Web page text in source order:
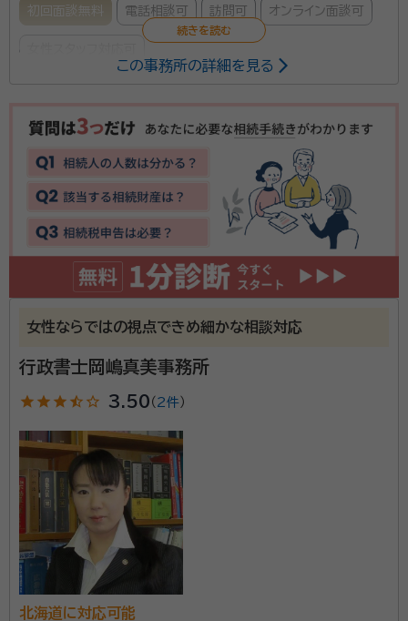
初回面談無料 電話相談可 訪問可 オンライン面談可
寳田 伊織（ホウダ イオリ）
行政書士、宅地建物取引士、賃貸不動産
当事務所は中の島駅から徒歩4分と好アクセスです。 相
続手続きでお悩みでしたらお気軽にご相談ください。
行政書士、宅地建物取引士、賃貸不動産経営管理士
北海道行政書士会
この事務所の詳細を見る
女性ならではの視点できめ細かな相談対応
行政書士岡嶋真美事務所
star star star star_half star_outline 3.50 （ 2件 ）
北海道に対応可能